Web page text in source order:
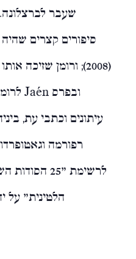
שעבר
סיפורים קצרים
עיתונים וכתבי עת,
לרשימת "25
הלטינית" על